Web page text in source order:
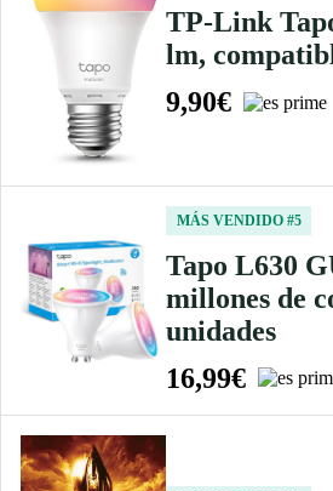
TP-Link
lm,
9,90€
MÁS VENDIDO #5
Tapo L630
millones de
unidades
16,99€